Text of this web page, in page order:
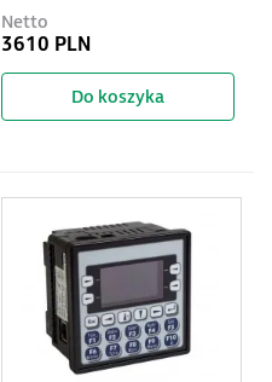
HSC); 12 DO (24V; 2 PWM); 2 AI
(0-10V; 0-20mA; 4-20mA)
Netto
3610 PLN
Do koszyka